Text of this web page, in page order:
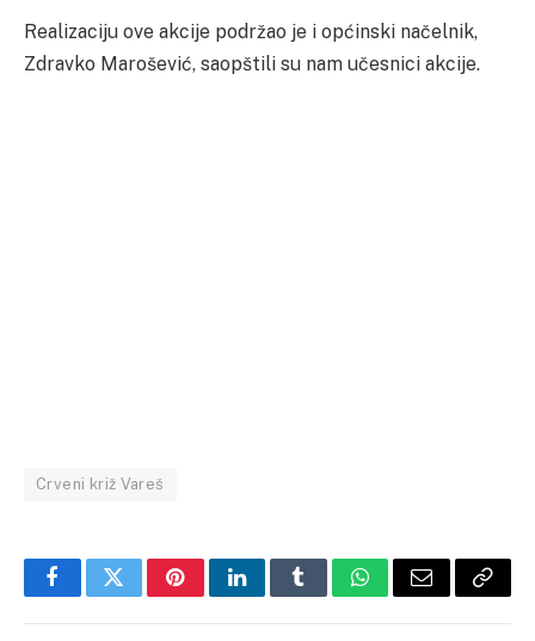
Realizaciju ove akcije podržao je i općinski načelnik,
Zdravko Marošević, saopštili su nam učesnici akcije.
Crveni križ Vareš
FacebookTwitterPinterestLinkedInTumblrWhatsApp
Email Copy